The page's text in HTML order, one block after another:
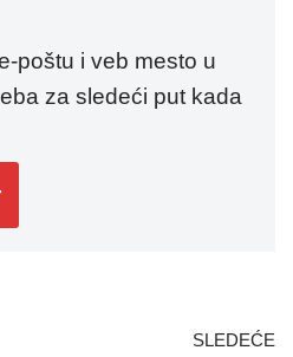
poštu i veb mesto u
za sledeći put kada
SLEDEĆE